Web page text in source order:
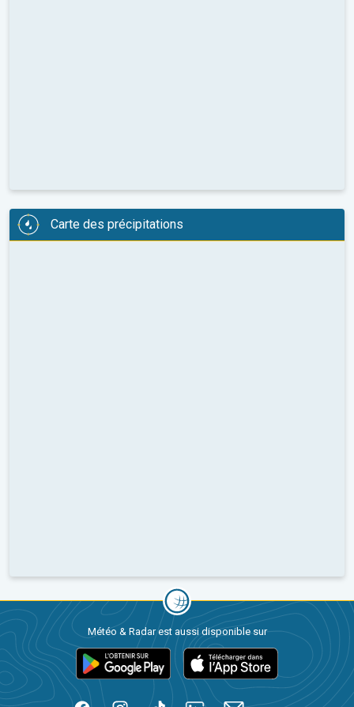
Carte des précipitations
Météo & Radar est aussi disponible sur